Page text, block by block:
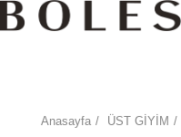
Anasayfa ÜST GİYİM